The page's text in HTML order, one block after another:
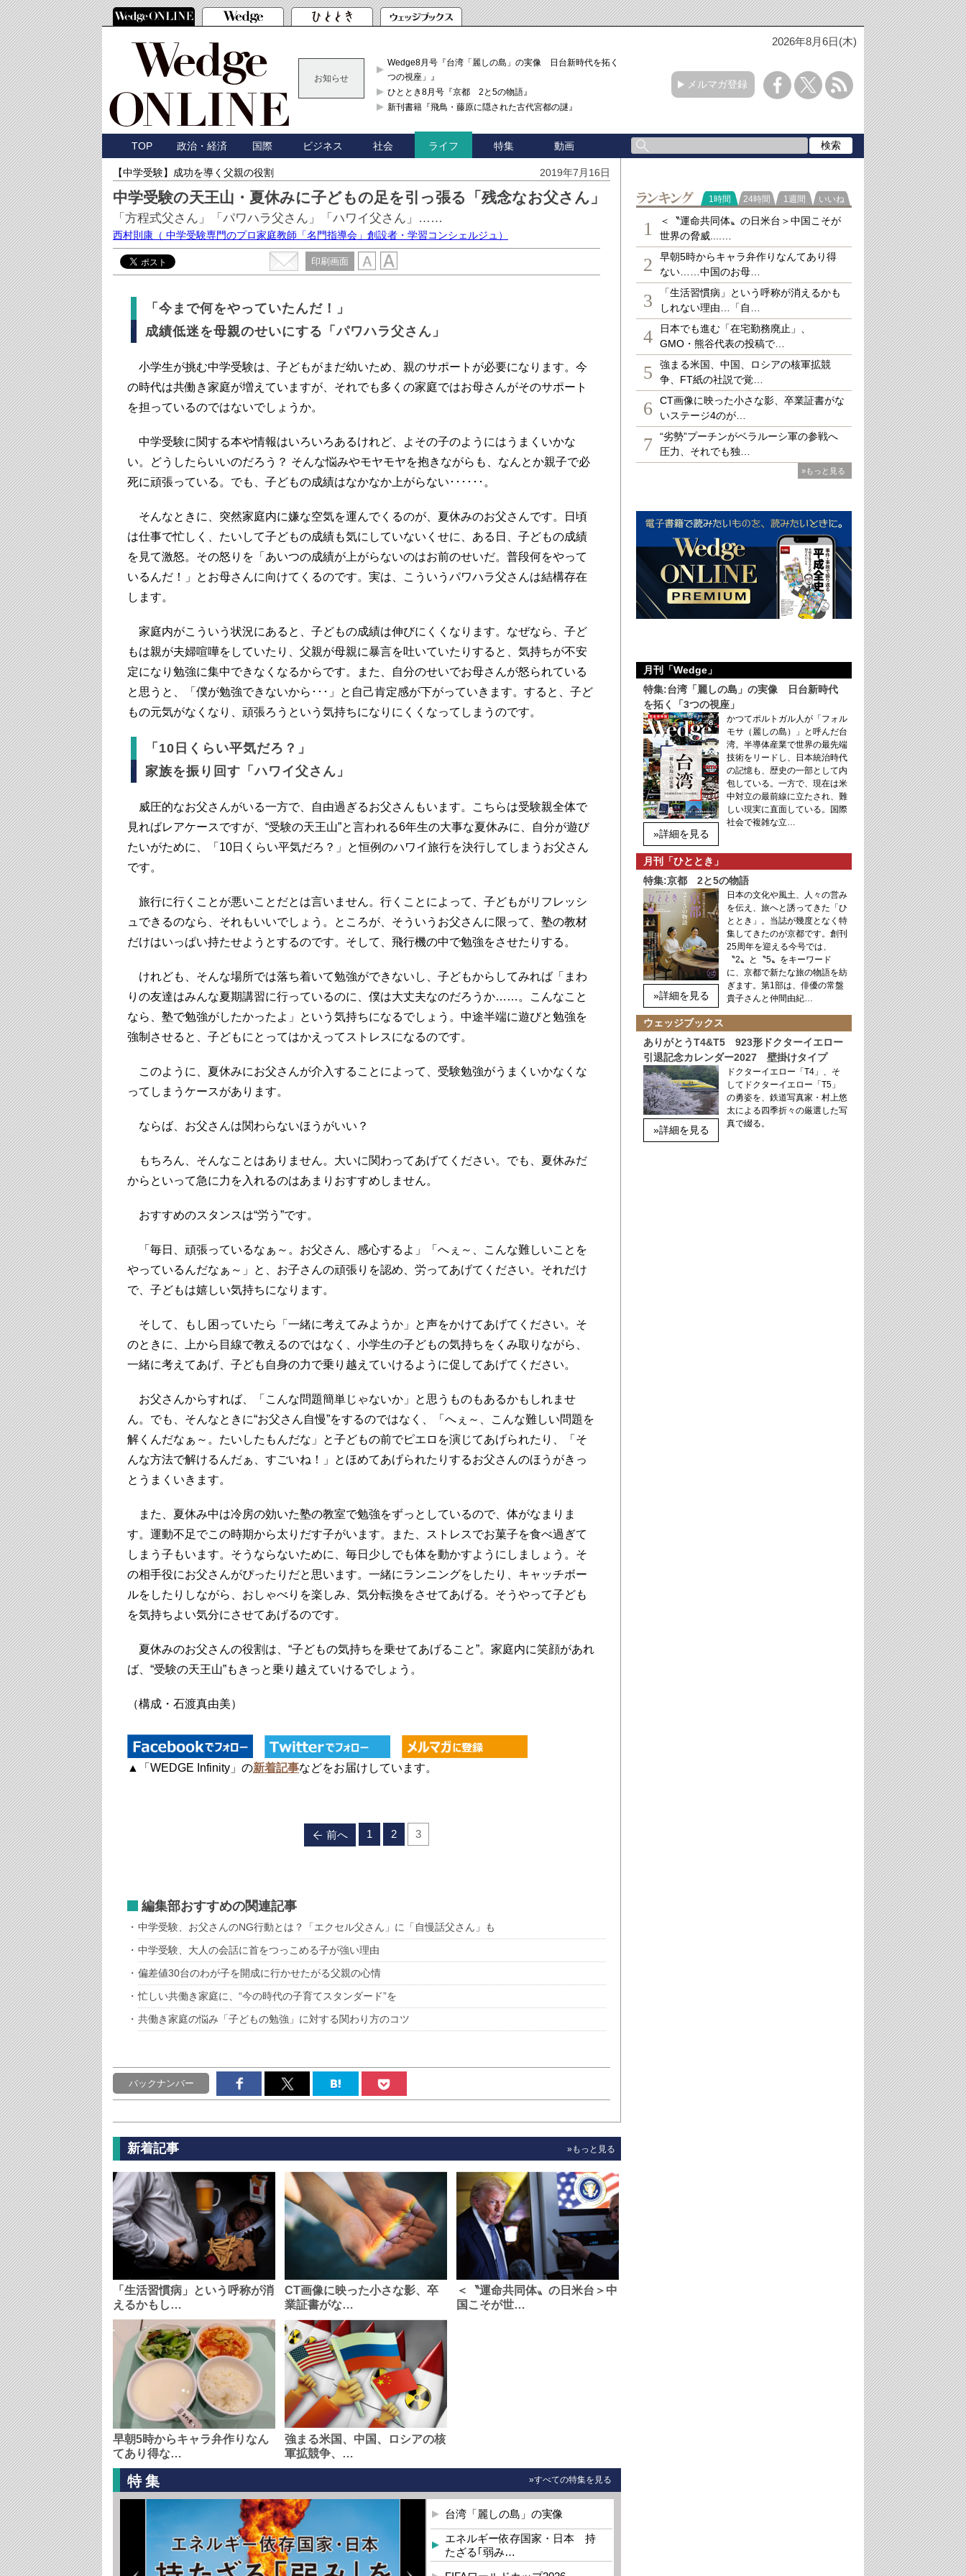
2026年8月6日(木)
お知らせ
Wedge8月号『台湾「麗しの島」の実像 日台新時代を拓く「3
つの視座」』
ひととき8月号『京都 2と5の物語』
新刊書籍『飛鳥・藤原に隠された古代宮都の謎』
メルマガ登録
TOP 政治・経済 国際 ビジネス 社会 ライフ 特集 動画
【中学受験】成功を導く父親の役割 2019年7月16日
中学受験の天王山・夏休みに子どもの足を引っ張る「残念なお父さん」
「方程式父さん」「パワハラ父さん」「ハワイ父さん」……
西村則康 （ 中学受験専門のプロ家庭教師「名門指導会」創設者・学習コンシェルジュ）
印刷画面
「今まで何をやっていたんだ！」
成績低迷を母親のせいにする「パワハラ父さん」
小学生が挑む中学受験は、子どもがまだ幼いため、親のサポートが必要になります。今
の時代は共働き家庭が増えていますが、それでも多くの家庭ではお母さんがそのサポート
を担っているのではないでしょうか。
中学受験に関する本や情報はいろいろあるけれど、よその子のようにはうまくいかな
い。どうしたらいいのだろう？ そんな悩みやモヤモヤを抱きながらも、なんとか親子で必
死に頑張っている。でも、子どもの成績はなかなか上がらない･･････。
そんなときに、突然家庭内に嫌な空気を運んでくるのが、夏休みのお父さんです。日頃
は仕事で忙しく、たいして子どもの成績も気にしていないくせに、ある日、子どもの成績
を見て激怒。その怒りを「あいつの成績が上がらないのはお前のせいだ。普段何をやって
いるんだ！」とお母さんに向けてくるのです。実は、こういうパワハラ父さんは結構存在
します。
家庭内がこういう状況にあると、子どもの成績は伸びにくくなります。なぜなら、子ど
もは親が夫婦喧嘩をしていたり、父親が母親に暴言を吐いていたりすると、気持ちが不安
定になり勉強に集中できなくなるからです。また、自分のせいでお母さんが怒られている
と思うと、「僕が勉強できないから･･･」と自己肯定感が下がっていきます。すると、子ど
もの元気がなくなり、頑張ろうという気持ちになりにくくなってしまうのです。
「10日くらい平気だろ？」
家族を振り回す「ハワイ父さん」
威圧的なお父さんがいる一方で、自由過ぎるお父さんもいます。こちらは受験親全体で
見ればレアケースですが、“受験の天王山”と言われる6年生の大事な夏休みに、自分が遊び
たいがために、「10日くらい平気だろ？」と恒例のハワイ旅行を決行してしまうお父さん
です。
旅行に行くことが悪いことだとは言いません。行くことによって、子どもがリフレッシ
ュできるのなら、それもいいでしょう。ところが、そういうお父さんに限って、塾の教材
だけはいっぱい持たせようとするのです。そして、飛行機の中で勉強をさせたりする。
けれども、そんな場所では落ち着いて勉強ができないし、子どもからしてみれば「まわ
りの友達はみんな夏期講習に行っているのに、僕は大丈夫なのだろうか……。こんなこと
なら、塾で勉強がしたかったよ」という気持ちになるでしょう。中途半端に遊びと勉強を
強制させると、子どもにとってはかえってストレスになるのです。
このように、夏休みにお父さんが介入することによって、受験勉強がうまくいかなくな
ってしまうケースがあります。
ならば、お父さんは関わらないほうがいい？
もちろん、そんなことはありません。大いに関わってあげてください。でも、夏休みだ
からといって急に力を入れるのはあまりおすすめしません。
おすすめのスタンスは“労う”です。
「毎日、頑張っているなぁ～。お父さん、感心するよ」「へぇ～、こんな難しいことを
やっているんだなぁ～」と、お子さんの頑張りを認め、労ってあげてください。それだけ
で、子どもは嬉しい気持ちになります。
そして、もし困っていたら「一緒に考えてみようか」と声をかけてあげてください。そ
のときに、上から目線で教えるのではなく、小学生の子どもの気持ちをくみ取りながら、
一緒に考えてあげ、子ども自身の力で乗り越えていけるように促してあげてください。
お父さんからすれば、「こんな問題簡単じゃないか」と思うものもあるかもしれませ
ん。でも、そんなときに“お父さん自慢”をするのではなく、「へぇ～、こんな難しい問題を
解くんだなぁ～。たいしたもんだな」と子どもの前でピエロを演じてあげられたり、「そ
んな方法で解けるんだぁ、すごいね！」とほめてあげられたりするお父さんのほうがきっ
とうまくいきます。
また、夏休み中は冷房の効いた塾の教室で勉強をずっとしているので、体がなまりま
す。運動不足でこの時期から太りだす子がいます。また、ストレスでお菓子を食べ過ぎて
しまう子もいます。そうならないために、毎日少しでも体を動かすようにしましょう。そ
の相手役にお父さんがぴったりだと思います。一緒にランニングをしたり、キャッチボー
ルをしたりしながら、おしゃべりを楽しみ、気分転換をさせてあげる。そうやって子ども
を気持ちよい気分にさせてあげるのです。
夏休みのお父さんの役割は、“子どもの気持ちを乗せてあげること”。家庭内に笑顔があれ
ば、“受験の天王山”もきっと乗り越えていけるでしょう。
（構成・石渡真由美）
▲「WEDGE Infinity」の新着記事などをお届けしています。
前へ 1 2 3
編集部おすすめの関連記事
中学受験、お父さんのNG行動とは？「エクセル父さん」に「自慢話父さん」も
中学受験、大人の会話に首をつっこめる子が強い理由
偏差値30台のわが子を開成に行かせたがる父親の心情
忙しい共働き家庭に、“今の時代の子育てスタンダード”を
共働き家庭の悩み「子どもの勉強」に対する関わり方のコツ
バックナンバー
新着記事 »もっと見る
「生活習慣病」という呼称が消
えるかもし…
CT画像に映った小さな影、卒
業証書がな…
＜〝運命共同体〟の日米台＞中
国こそが世…
早朝5時からキャラ弁作りなん
てあり得な…
強まる米国、中国、ロシアの核
軍拡競争、…
特集 »すべての特集を見る
台湾「麗しの島」の実像
エネルギー依存国家・日本 持
たざる｢弱み…
ランキング
1時間 24時間 1週間 いいね
1
＜〝運命共同体〟の日米台＞中国こそが
世界の脅威....…
2
早朝5時からキャラ弁作りなんてあり得
ない……中国のお母…
3
「生活習慣病」という呼称が消えるかも
しれない理由…「自…
4
日本でも進む「在宅勤務廃止」、
GMO・熊谷代表の投稿で…
5
強まる米国、中国、ロシアの核軍拡競
争、FT紙の社説で覚…
6
CT画像に映った小さな影、卒業証書がな
いステージ4のが…
7
“劣勢”プーチンがベラルーシ軍の参戦へ
圧力、それでも独…
»もっと見る
月刊「Wedge」
特集:台湾「麗しの島」の実像 日台新時代
を拓く「3つの視座」
»詳細を見る
かつてポルトガル人が「フォル
モサ（麗しの島）」と呼んだ台
湾。半導体産業で世界の最先端
技術をリードし、日本統治時代
の記憶も、歴史の一部として内
包している。一方で、現在は米
中対立の最前線に立たされ、難
しい現実に直面している。国際
社会で複雑な立…
月刊「ひととき」
特集:京都 2と5の物語
»詳細を見る
日本の文化や風土、人々の営み
を伝え、旅へと誘ってきた「ひ
ととき」。当誌が幾度となく特
集してきたのが京都です。創刊
25周年を迎える今号では、
〝2〟と〝5〟をキーワード
に、京都で新たな旅の物語を紡
ぎます。第1部は、俳優の常盤
貴子さんと仲間由紀…
ウェッジブックス
ありがとうT4&T5 923形ドクターイエロー
引退記念カレンダー2027 壁掛けタイプ
»詳細を見る
ドクターイエロー「T4」、そ
してドクターイエロー「T5」
の勇姿を、鉄道写真家・村上悠
太による四季折々の厳選した写
真で綴る。